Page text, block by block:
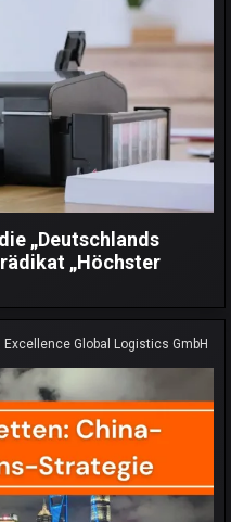
„Deutschlands
„Höchster
Excellence Global Logistics GmbH